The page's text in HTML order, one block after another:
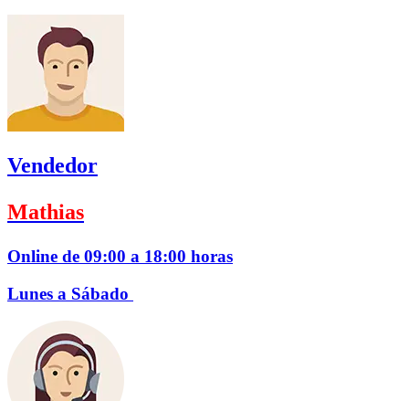
Vendedor
Mathias
Online de 09:00 a 18:00 horas
Lunes a Sábado